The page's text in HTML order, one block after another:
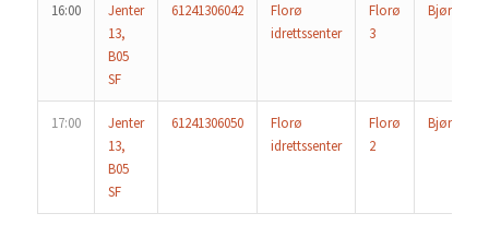
16:00
Jenter
13,
B05
SF
61241306042
Florø
idrettssenter
Florø
3
Bjørn 2
17:00
Jenter
13,
B05
SF
61241306050
Florø
idrettssenter
Florø
2
Bjørn